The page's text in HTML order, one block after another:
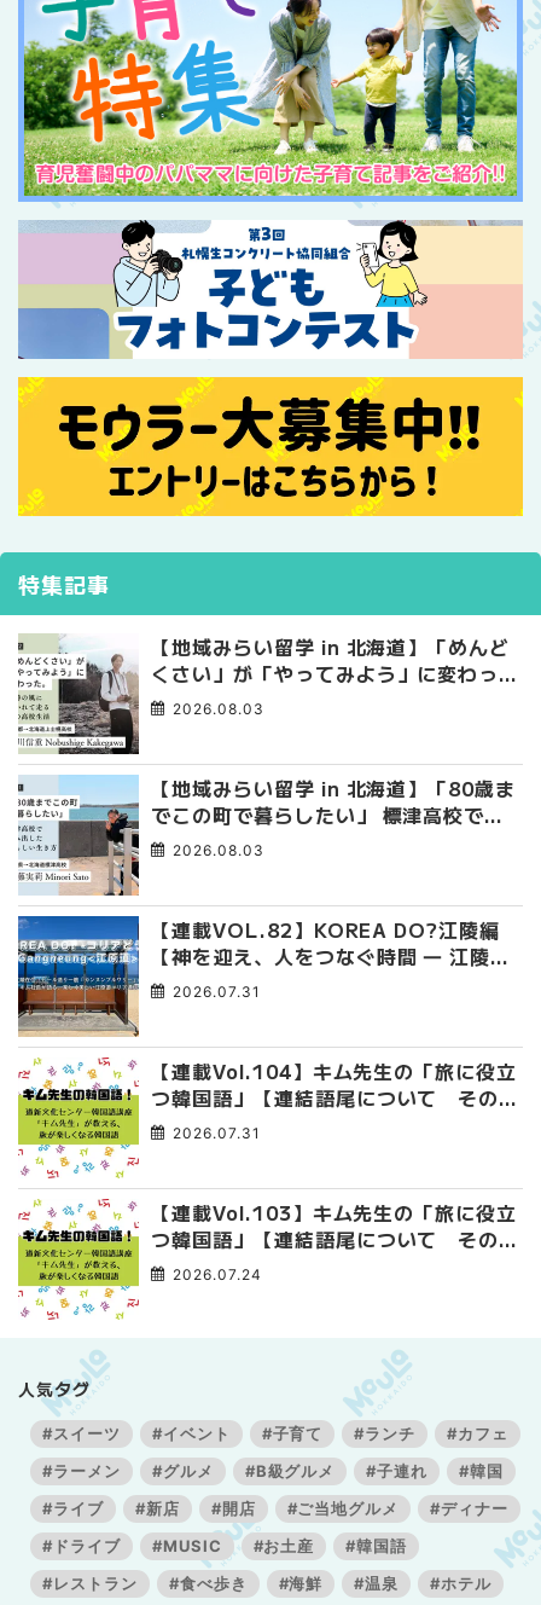
特集記事
【地域みらい留学 in 北海道】「めんど
くさい」が「やってみよう」に変わっ
た。 十勝の風に吹かれて走る、僕の泥
2026.08.03
【地域みらい留学 in 北海道】「80歳ま
でこの町で暮らしたい」 標津高校で踏
み出した、私らしい生き方
2026.08.03
【連載VOL.82】KOREA DO?江陵編
【神を迎え、人をつなぐ時間 ― 江陵端
午祭 】
2026.07.31
【連載Vol.104】キム先生の「旅に役立
つ韓国語」【連結語尾について その
4】2026.07.31
【連載Vol.103】キム先生の「旅に役立
つ韓国語」【連結語尾について その
3】2026.07.24
人気タグ
#スイーツ #イベント #子育て #ランチ
#カフェ
#ラーメン
#グルメ #B級グルメ #子連れ
#韓国
#ライブ
#新店 #開店 #ご当地グルメ
#ディナー
#ドライブ
#MUSIC #お土産
#韓国語
#レストラン
#食べ歩き #海鮮 #温泉
#ホテル